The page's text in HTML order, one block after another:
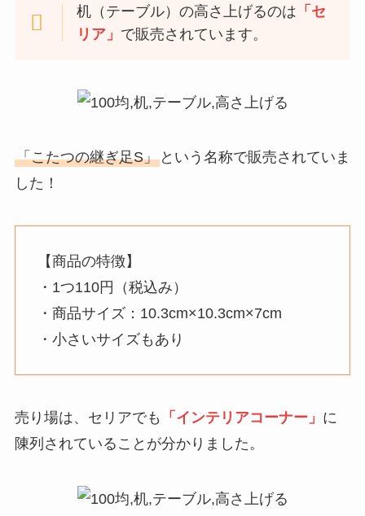
机（テーブル）の高さ上げるのは 「セ
リア」 で販売されています。
「こたつの継ぎ足S」という名称で販売されていま
した！
【商品の特徴】
・1つ110円（税込み）
・商品サイズ：10.3cm×10.3cm×7cm
・小さいサイズもあり
売り場は、セリアでも 「インテリアコーナー」 に
陳列されていることが分かりました。